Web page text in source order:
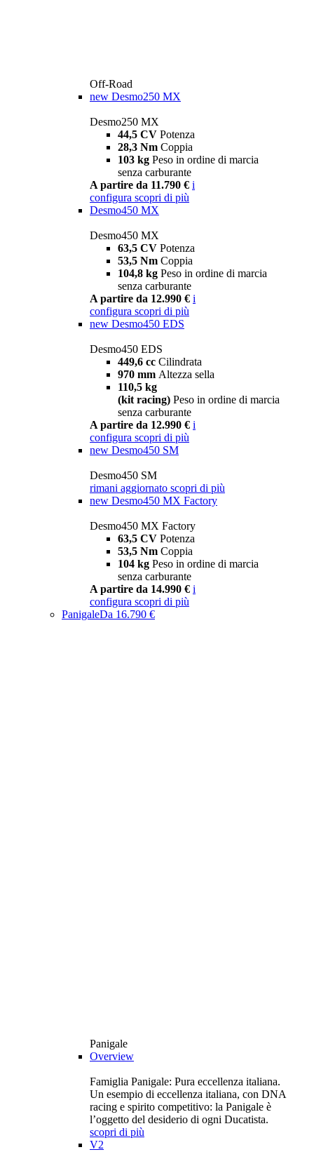
Off-Road
new Desmo250 MX
Desmo250 MX
44,5 CV Potenza
28,3 Nm Coppia
103 kg Peso in ordine di marcia
senza carburante
A partire da 11.790 € i
configura scopri di più
Desmo450 MX
Desmo450 MX
63,5 CV Potenza
53,5 Nm Coppia
104,8 kg Peso in ordine di marcia
senza carburante
A partire da 12.990 € i
configura scopri di più
new Desmo450 EDS
Desmo450 EDS
449,6 cc Cilindrata
970 mm Altezza sella
110,5 kg
(kit racing) Peso in ordine di marcia
senza carburante
A partire da 12.990 € i
configura scopri di più
new Desmo450 SM
Desmo450 SM
rimani aggiornato scopri di più
new Desmo450 MX Factory
Desmo450 MX Factory
63,5 CV Potenza
53,5 Nm Coppia
104 kg Peso in ordine di marcia
senza carburante
A partire da 14.990 € i
configura scopri di più
PanigaleDa 16.790 €
Panigale
Overview
Famiglia Panigale: Pura eccellenza italiana.
Un esempio di eccellenza italiana, con DNA
racing e spirito competitivo: la Panigale è
l’oggetto del desiderio di ogni Ducatista.
scopri di più
V2